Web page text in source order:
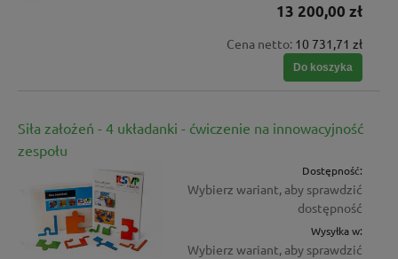
13 200,00 zł
Cena netto: 10 731,71 zł
Do koszyka
Siła założeń - 4 układanki - ćwiczenie na innowacyjność
zespołu
Dostępność:
Wybierz wariant, aby sprawdzić
dostępność
Wysyłka w:
Wybierz wariant, aby sprawdzić